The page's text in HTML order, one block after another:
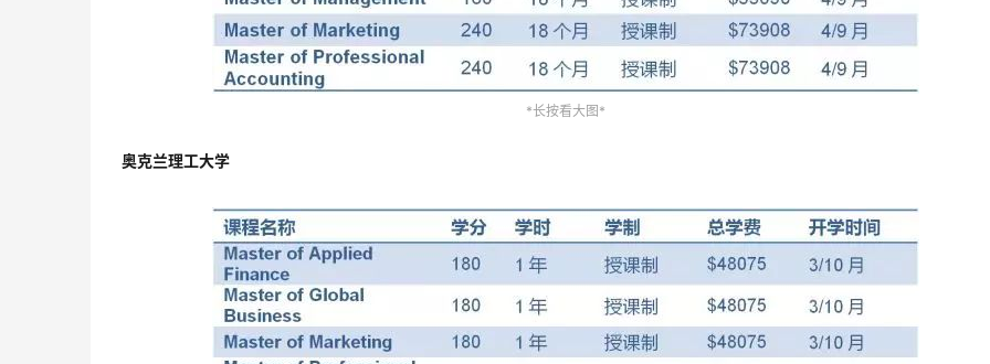
*长按看大图*
奥克兰理工大学